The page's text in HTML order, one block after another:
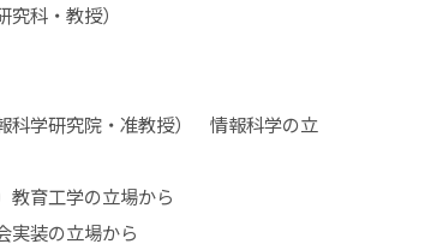
究科・教授）
科学研究院・准教授） 情報科学の立
教育工学の立場から
実装の立場から